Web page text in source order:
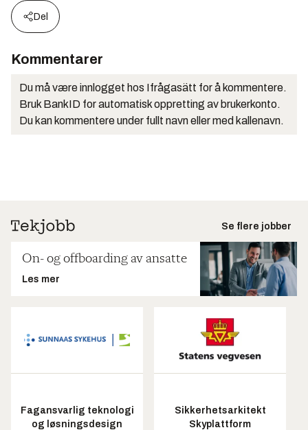
Del
Kommentarer
Du må være innlogget hos Ifrågasätt for å kommentere.
Bruk BankID for automatisk oppretting av brukerkonto.
Du kan kommentere under fullt navn eller med kallenavn.
Se flere jobber
On- og offboarding av ansatte
Les mer
Fagansvarlig teknologi
og løsningsdesign
Sikkerhetsarkitekt
Skyplattform